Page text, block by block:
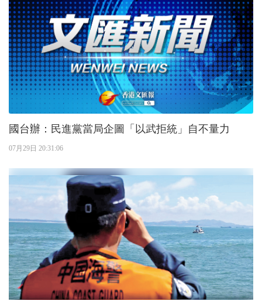
國台辦：民進黨當局企圖「以武拒統」自不量力
07月29日 20:31:06